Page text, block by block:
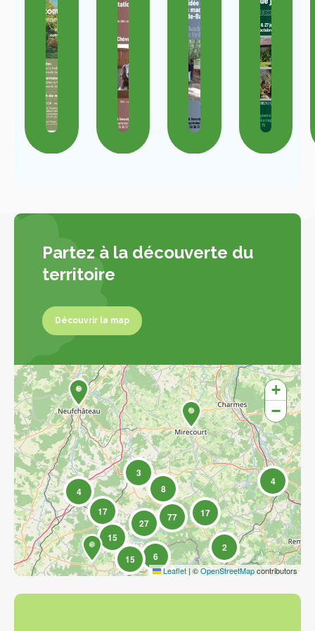
Partez à la découverte du
territoire
Découvrir la map
6
15
8
15
17 17
4
27 77
3
2
4
+
−
Leaflet | ©OpenStreetMapcontributors